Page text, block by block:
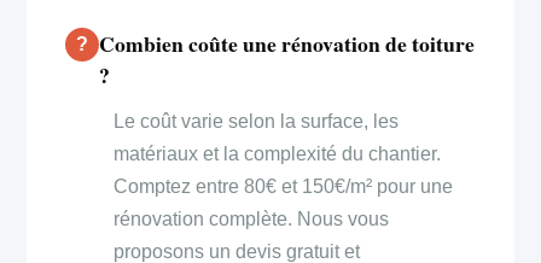
Combien coûte une rénovation de toiture
?
Le coût varie selon la surface, les
matériaux et la complexité du chantier.
Comptez entre 80€ et 150€/m² pour une
rénovation complète. Nous vous
proposons un devis gratuit et